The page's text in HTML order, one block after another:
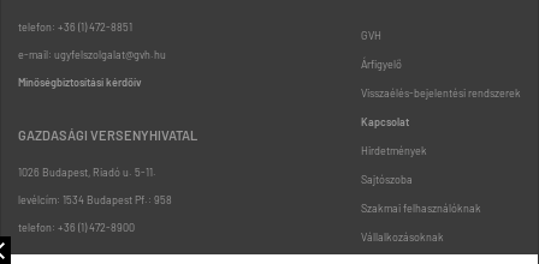
telefon: +36 (1) 472-8851
e-mail: ugyfelszolgalat@gvh.hu
Minőségbiztosítási kérdőív
GAZDASÁGI VERSENYHIVATAL
1026 Budapest, Riadó u. 5-11.
levélcím: 1534 Budapest Pf.: 958
telefon: +36 (1) 472-8900
GVH
Árfigyelő
Visszaélés-bejelentési rendszerek
Kapcsolat
Hirdetmények
Sajtószoba
Szakmai felhasználóknak
Vállalkozásoknak